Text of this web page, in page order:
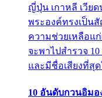
ญี่ปุ่น เกาหลี เวีย
พระองค์ทรงเป็น
ความช่วยเหลือแ
จะพาไปสำรวจ
และมีชื่อเสียงที่สุ
10 อันดับกวนอิม